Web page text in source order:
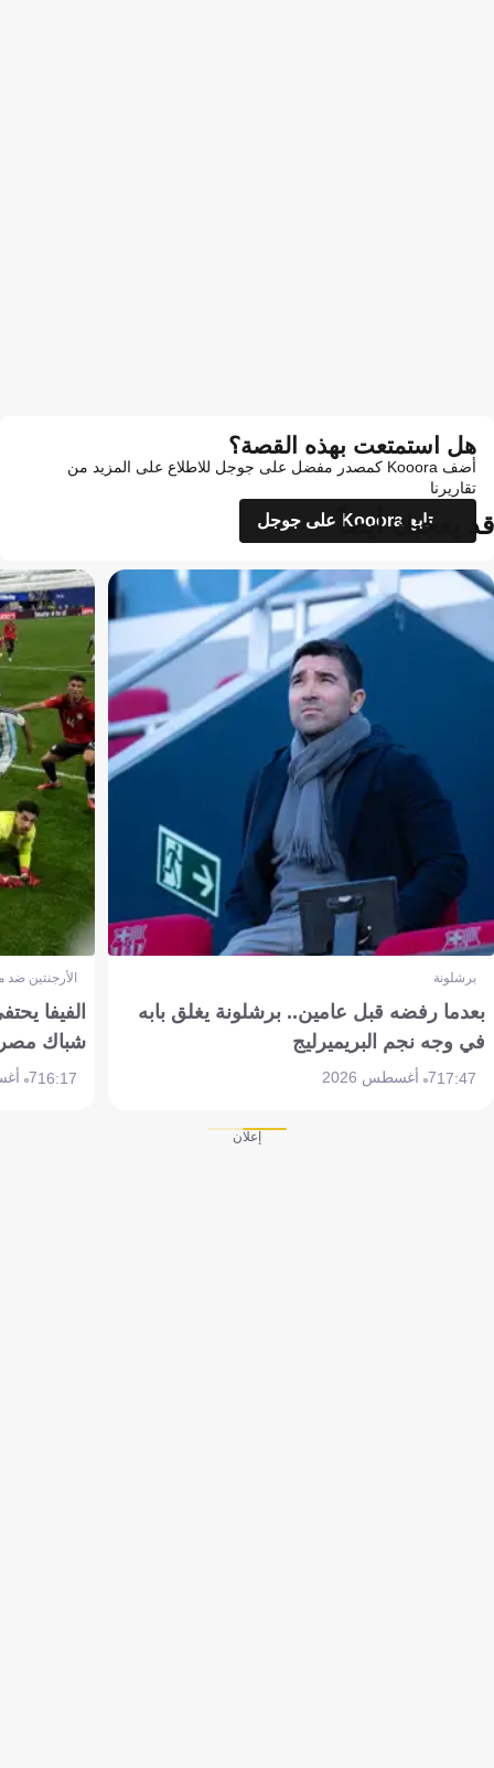
هل استمتعت بهذه القصة؟
أضف Kooora كمصدر مفضل على جوجل للاطلاع على المزيد من
تقاريرنا
تابع Kooora على جوجل
قد يعجبك أيضاً
برشلونة
بعدما رفضه قبل عامين.. برشلونة يغلق بابه
في وجه نجم البريميرليج
17:477 أغسطس 2026
الأرجنتين
الفيفا
شباك
16:177 أغسطس 2026
إعلان